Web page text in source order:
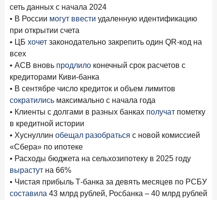
сеть данных с начала 2024
• В России могут ввести удаленную идентификацию
при открытии счета
• ЦБ хочет законодательно закрепить один QR-код на
всех
• АСВ вновь продлило конечный срок расчетов с
кредиторами Киви-банка
• В сентябре число кредиток и объем лимитов
сократились максимально с начала года
• Клиенты с долгами в разных банках получат пометку
в кредитной истории
• Хуснуллин обещал разобраться с новой комиссией
«Сбера» по ипотеке
• Расходы бюджета на сельхозипотеку в 2025 году
вырастут на 66%
• Чистая прибыль Т-банка за девять месяцев по РСБУ
составила 43 млрд рублей, Росбанка – 40 млрд рублей